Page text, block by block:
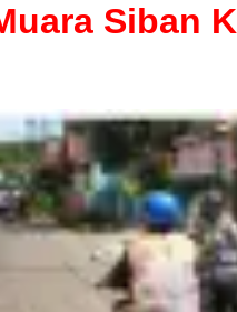
Siban